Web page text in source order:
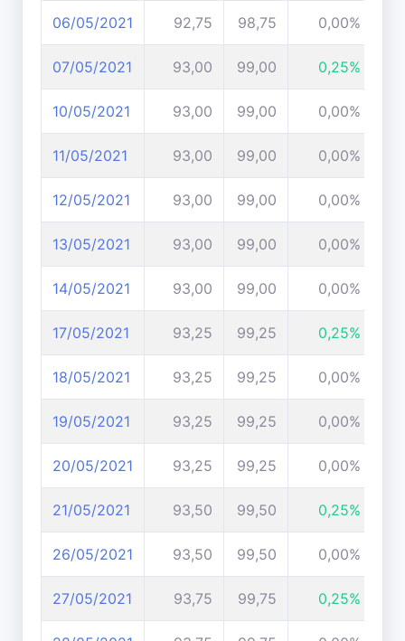
06/05/2021 92,75 98,75 0,00%
07/05/2021 93,00 99,00 0,25%
10/05/2021 93,00 99,00 0,00%
11/05/2021 93,00 99,00 0,00%
12/05/2021 93,00 99,00 0,00%
13/05/2021 93,00 99,00 0,00%
14/05/2021 93,00 99,00 0,00%
17/05/2021 93,25 99,25 0,25%
18/05/2021 93,25 99,25 0,00%
19/05/2021 93,25 99,25 0,00%
20/05/2021 93,25 99,25 0,00%
21/05/2021 93,50 99,50 0,25%
26/05/2021 93,50 99,50 0,00%
27/05/2021 93,75 99,75 0,25%